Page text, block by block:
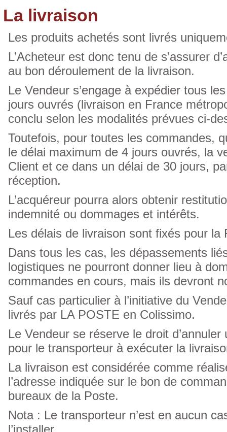
La livraison
Les produits achetés sont livrés
L’Acheteur est donc tenu de s’assurer
au bon déroulement de la livraison.
Le Vendeur s’engage à expédier tous
jours ouvrés (livraison en France
conclu selon les modalités prévues ci-
Toutefois, pour toutes les commandes,
le délai maximum de 4 jours ouvrés, la
Client et ce dans un délai de 30 jours,
réception.
L’acquéreur pourra alors obtenir
indemnité ou dommages et intérêts.
Les délais de livraison sont fixés pour la
Dans tous les cas, les dépassements
logistiques ne pourront donner lieu à
commandes en cours, mais ils devront
Sauf cas particulier à l’initiative du
livrés par LA POSTE en Colissimo.
Le Vendeur se réserve le droit
pour le transporteur à exécuter la
La livraison est considérée comme
l’adresse indiquée sur le bon de
bureaux de la Poste.
Nota : Le transporteur n’est en aucun
l’installer.